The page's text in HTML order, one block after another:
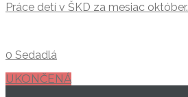
Práce detí v ŠKD za mesiac október.
0 Sedadlá
UKONČENÁ